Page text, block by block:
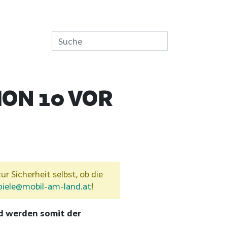
10 VOR
Sicherheit selbst, ob die
am-land.at!
werden somit der